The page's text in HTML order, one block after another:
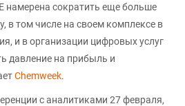
намерена сократить еще больше
в том числе на своем комплексе в
и в организации цифровых услуг
давление на прибыль и
Chemweek.
с аналитиками 27 февраля,